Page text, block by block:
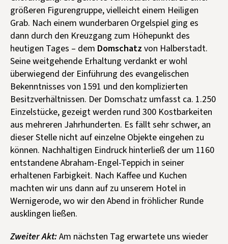
größeren Figurengruppe, vielleicht einem Heiligen
Grab. Nach einem wunderbaren Orgelspiel ging es
dann durch den Kreuzgang zum Höhepunkt des
heutigen Tages – dem Domschatz von Halberstadt.
Seine weitgehende Erhaltung verdankt er wohl
überwiegend der Einführung des evangelischen
Bekenntnisses von 1591 und den komplizierten
Besitzverhältnissen. Der Domschatz umfasst ca. 1.250
Einzelstücke, gezeigt werden rund 300 Kostbarkeiten
aus mehreren Jahrhunderten. Es fällt sehr schwer, an
dieser Stelle nicht auf einzelne Objekte eingehen zu
können. Nachhaltigen Eindruck hinterließ der um 1160
entstandene Abraham-Engel-Teppich in seiner
erhaltenen Farbigkeit. Nach Kaffee und Kuchen
machten wir uns dann auf zu unserem Hotel in
Wernigerode, wo wir den Abend in fröhlicher Runde
ausklingen ließen.
Zweiter Akt: Am nächsten Tag erwartete uns wieder